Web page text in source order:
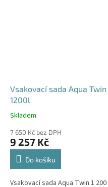
Vsakovací sada Aqua Twin
1200l
Průměrné
produktu
je
5,0
hvězdiček.
Skladem
7 650 Kč bez DPH
9 257 Kč
Do košíku
Vsakovací sada Aqua Twin 1 200